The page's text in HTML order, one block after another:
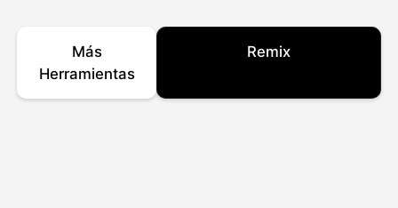
Más
Herramientas
Remix